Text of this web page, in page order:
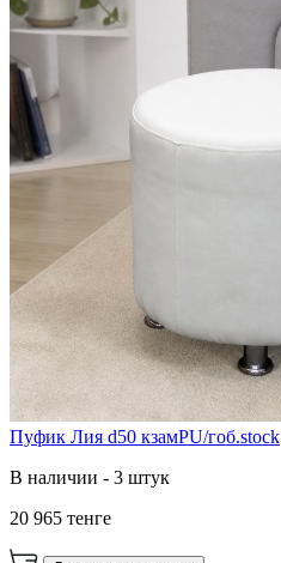
Пуфик Лия d50 кзамPU/гоб.stock
В наличии - 3 штук
20 965 тенге